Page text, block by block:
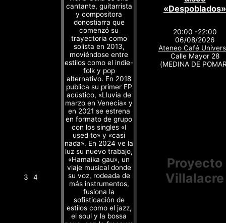
3 4
cantante, guitarrista
y compositora
donostiarra que
comenzó su
trayectoria como
solista en 2013,
moviéndose entre
estilos como el indie-
folk y pop
alternativo. En 2018
publica su primer EP
acústico, «Lluvia de
marzo en Venecia» y
en 2021 se estrena
en formato de grupo
con los singles «I
used to» y «casi
nada». En 2024 ve la
luz su nuevo trabajo,
«Hamaika gau», un
viaje musical donde
su voz, rodeada de
más instrumentos,
fusiona la
sofisticación de
estilos como el jazz,
el soul y la bossa
«Despoblados»
20:00 -22:00
06/08/2026
Ateneo Café
Calle Mayor 28
(MEDINA DE
Proyecto
Villalacre